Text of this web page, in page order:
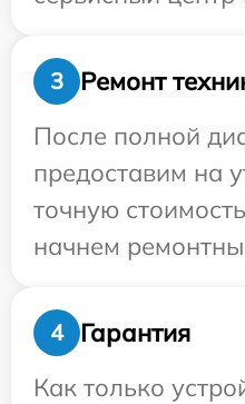
3
Ремонт
После полной
предоставим на
точную
начнем
4
Гарантия
Как только